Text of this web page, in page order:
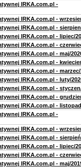
IRKA.com.pl -
IRKA.com.pl -
IRKA.com.pl -
IRKA.com.pl - lipiec/
IRKA.com.pl -
IRKA.com.pl - maj/
IRKA.com.pl -
IRKA.com.pl - marzec/
IRKA.com.pl - luty/
IRKA.com.pl -
IRKA.com.pl -
IRKA.com.pl -
IRKA.com.pl -
IRKA.com.pl -
IRKA.com.pl -
IRKA.com.pl - lipiec/
IRKA.com.pl -
IRKA.com.pl - maj/